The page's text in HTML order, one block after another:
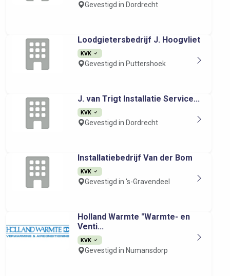
Gevestigd in Dordrecht
Loodgietersbedrijf J. Hoogvliet
KVK
Gevestigd in Puttershoek
J. van Trigt Installatie Service...
KVK
Gevestigd in Dordrecht
Installatiebedrijf Van der Bom
KVK
Gevestigd in 's-Gravendeel
Holland Warmte "Warmte- en
Venti...
KVK
Gevestigd in Numansdorp